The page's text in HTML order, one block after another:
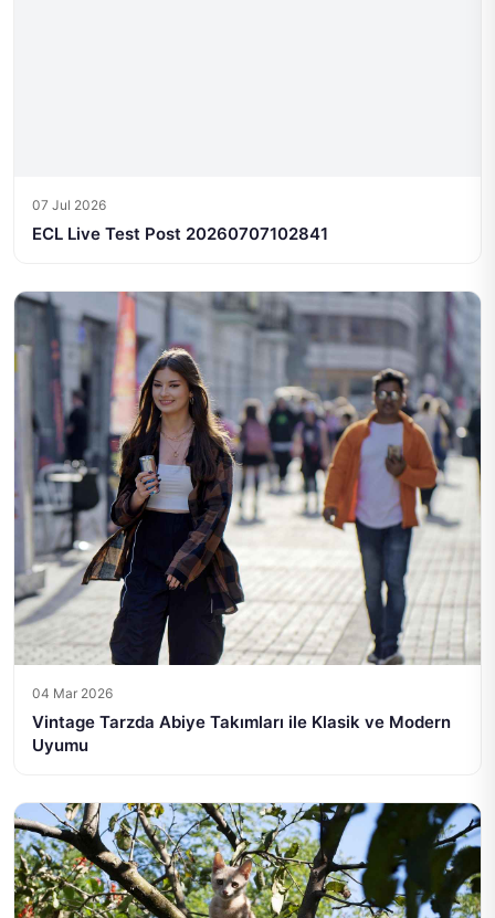
07 Jul 2026
ECL Live Test Post 20260707102841
04 Mar 2026
Vintage Tarzda Abiye Takımları ile Klasik ve Modern
Uyumu